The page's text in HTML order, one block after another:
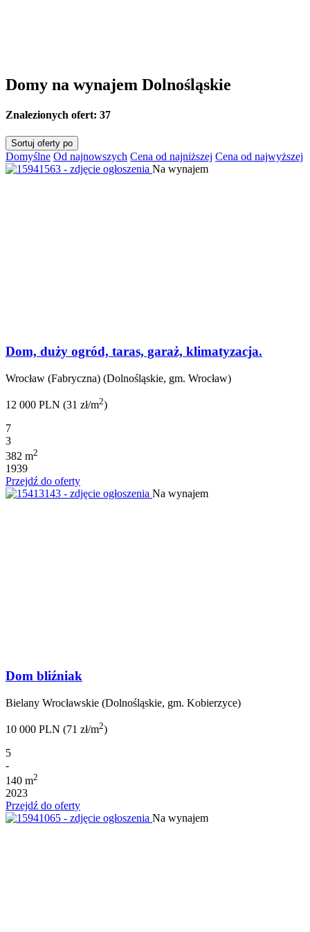
Domy na wynajem Dolnośląskie
Znalezionych ofert: 37
Sortuj oferty po
Domyślne Od najnowszych Cena od najniższej Cena od najwyższej
Na wynajem
Dom, duży ogród, taras, garaż, klimatyzacja.
Wrocław (Fabryczna) (Dolnośląskie, gm. Wrocław)
12 000 PLN (31 zł/m2)
7
3
382 m2
1939
Przejdź do oferty
Na wynajem
Dom bliźniak
Bielany Wrocławskie (Dolnośląskie, gm. Kobierzyce)
10 000 PLN (71 zł/m2)
5
-
140 m2
2023
Przejdź do oferty
Na wynajem